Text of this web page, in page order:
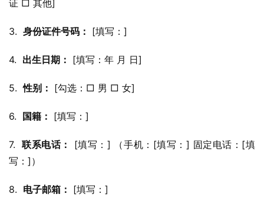
证 □ 其他]
3. 身份证件号码： [填写：]
4. 出生日期： [填写：年 月 日]
5. 性别： [勾选：□ 男 □ 女]
6. 国籍： [填写：]
7. 联系电话：
[填写：] （手机：[填写：] 固定电话：[填
写：]）
8. 电子邮箱： [填写：]